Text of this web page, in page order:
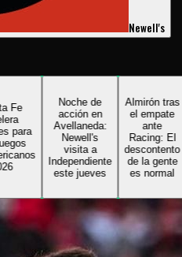
Newell's
Noche de
acción en
Avellaneda:
Newell's
Independiente
este jueves
Almirón tras
el empate
ante
Racing: El
descontento
de la gente
es normal